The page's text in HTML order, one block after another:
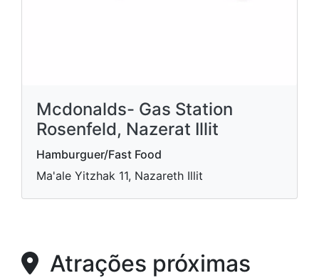
Mcdonalds- Gas Station
Rosenfeld, Nazerat Illit
Hamburguer/Fast Food
Ma'ale Yitzhak 11, Nazareth Illit
Atrações próximas